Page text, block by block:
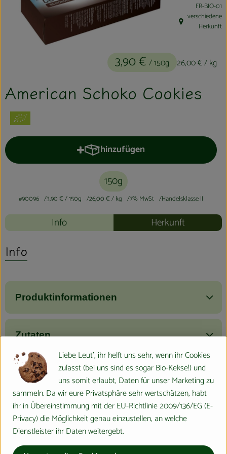
Kühltheke
Aktionen & Neues
Haushaltswaren
So geht´s
Aktuelles
Veranstaltungen
American Schoko Cookies
3,90 € / 150g 26,00 €/ kg
,FR-BIO-01
, Herkunft:
verschiedene
Herkunft
hinzufügen
Produkt zum Warenkorb
150g
#90096 3,90 €/ 150g 26,00 €/ kg 7% MwSt Handelsklasse II
Info Herkunft
Info
Produktinformationen
Zutaten
Nährwert-Info
Produktdatenblatt
Liebe Leut', ihr helft uns sehr, wenn ihr Cookies
zulasst (bei uns sind es sogar Bio-Kekse!) und
uns somit erlaubt, Daten für unser Marketing zu
sammeln. Da wir eure Privatsphäre sehr wertschätzen, habt
ihr in Übereinstimmung mit der EU-Richtlinie 2009/136/EG (E-
Privacy) die Möglichkeit genau einzustellen, an welche
Dienstleister ihr Daten weitergebt.